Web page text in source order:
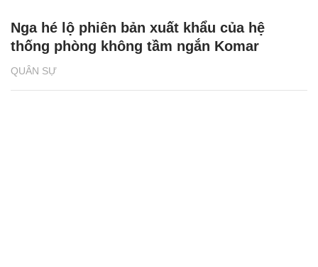
QUÂN SỰ
Nga hé lộ phiên bản xuất khẩu của hệ
thống phòng không tầm ngắn Komar